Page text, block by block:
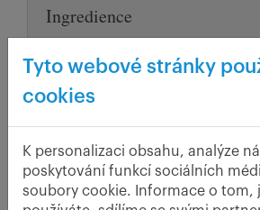
Ingredience
100 g hladké mouky
1/4 l mléka
20 g vanilkového cukru
čerstvé nebo sušené švestky na 6 porcí
50 g mletého cukru
Tyto webové stránky
cookies
K personalizaci obsahu, analýze
poskytování funkcí sociálních
soubory cookie. Informace o tom,